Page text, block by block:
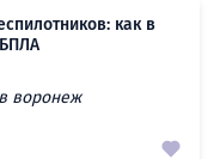
как в
воронеж